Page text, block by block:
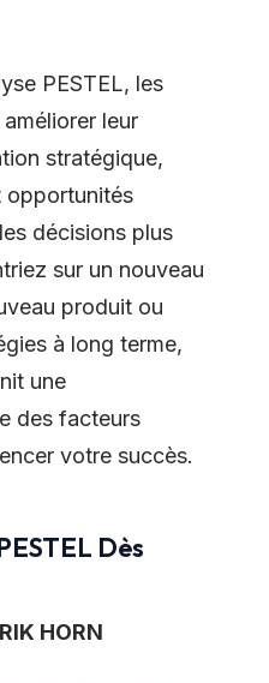
PESTEL, les
leur
stratégique,
opportunités
décisions plus
sur un nouveau
produit ou
à long terme,
une
des facteurs
votre succès.
Dès
HORN